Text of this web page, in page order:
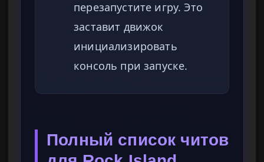
перезапустите игру. Это
заставит движок
инициализировать
консоль при запуске.
Полный список читов